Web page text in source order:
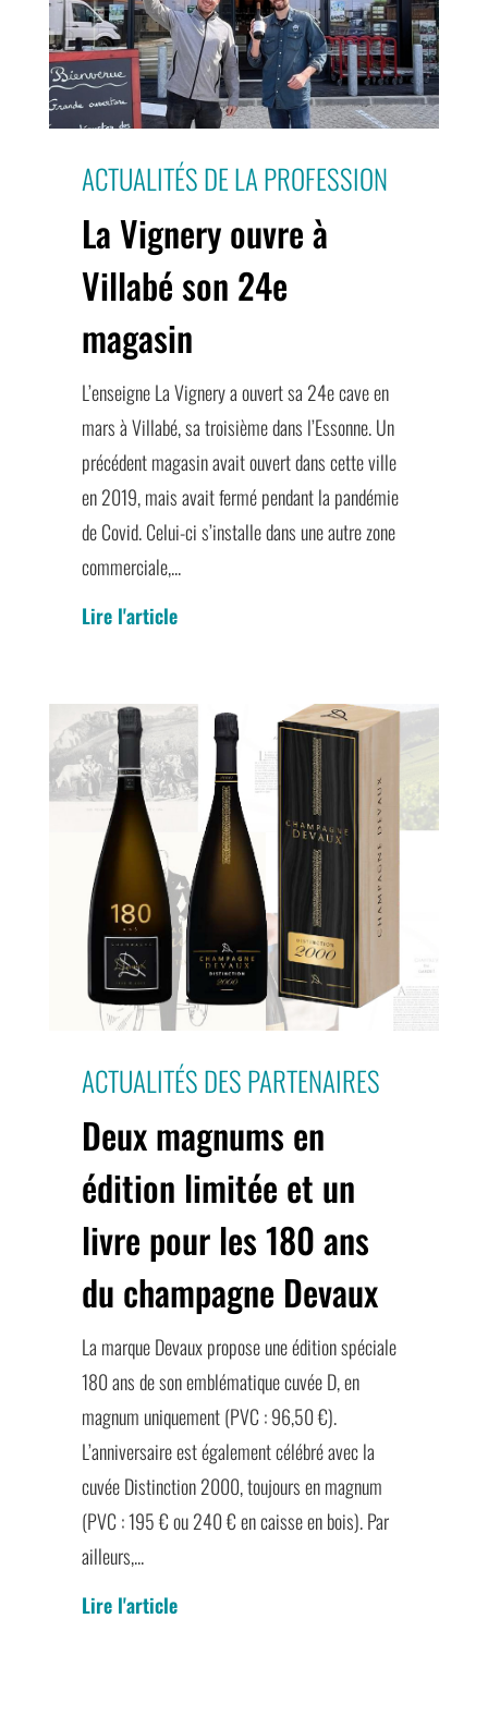
ACTUALITÉS DE LA PROFESSION
La Vignery ouvre à
Villabé son 24e
magasin
L’enseigne La Vignery a ouvert sa 24e cave en
mars à Villabé, sa troisième dans l’Essonne. Un
précédent magasin avait ouvert dans cette ville
en 2019, mais avait fermé pendant la pandémie
de Covid. Celui-ci s’installe dans une autre zone
commerciale,...
Lire l'article
ACTUALITÉS DES PARTENAIRES
Deux magnums en
édition limitée et un
livre pour les 180 ans
du champagne Devaux
La marque Devaux propose une édition spéciale
180 ans de son emblématique cuvée D, en
magnum uniquement (PVC : 96,50 €).
L’anniversaire est également célébré avec la
cuvée Distinction 2000, toujours en magnum
(PVC : 195 € ou 240 € en caisse en bois). Par
ailleurs,...
Lire l'article